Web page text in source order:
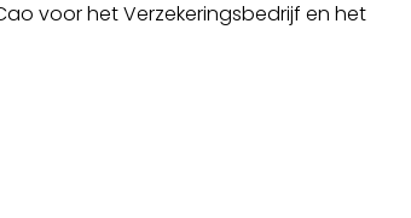
voor het Verzekeringsbedrijf en het